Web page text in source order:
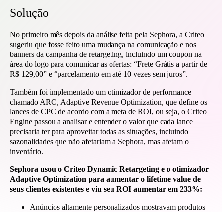
Solução
No primeiro mês depois da análise feita pela Sephora, a Criteo
sugeriu que fosse feito uma mudança na comunicação e nos
banners da campanha de retargeting, incluindo um coupon na
área do logo para comunicar as ofertas: “Frete Grátis a partir de
R$ 129,00” e “parcelamento em até 10 vezes sem juros”.
Também foi implementado um otimizador de performance
chamado ARO, Adaptive Revenue Optimization, que define os
lances de CPC de acordo com a meta de ROI, ou seja, o Criteo
Engine passou a analisar e entender o valor que cada lance
precisaria ter para aproveitar todas as situações, incluindo
sazonalidades que não afetariam a Sephora, mas afetam o
inventário.
Sephora usou o Criteo Dynamic Retargeting e o otimizador
Adaptive Optimization para aumentar o lifetime value de
seus clientes existentes e viu seu ROI aumentar em 233%:
Anúncios altamente personalizados mostravam produtos